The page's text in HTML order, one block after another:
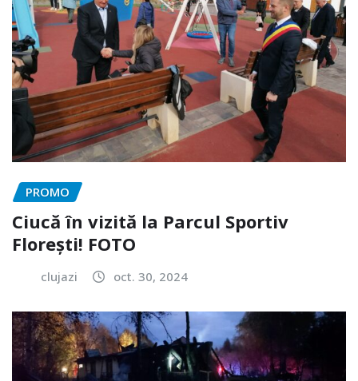
PROMO
Ciucă în vizită la Parcul Sportiv
Florești! FOTO
clujazi oct. 30, 2024